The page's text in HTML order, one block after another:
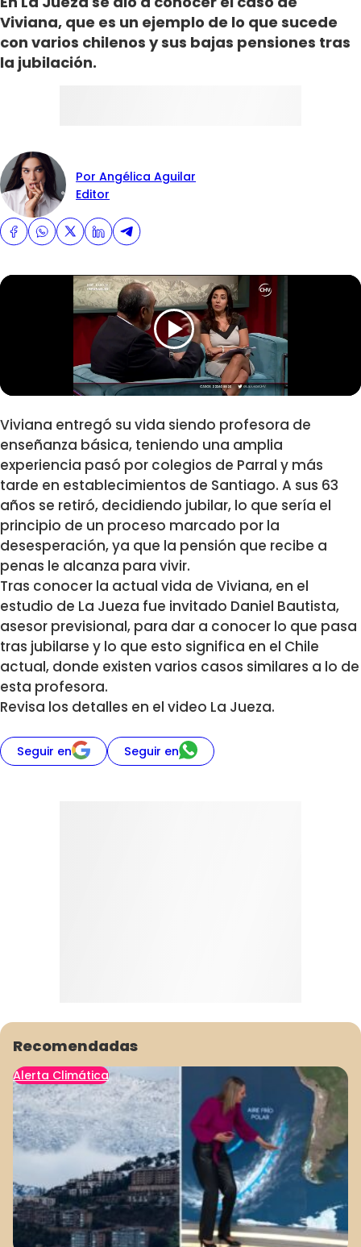
Viviana, que es un ejemplo de lo que sucede
con varios chilenos y sus bajas pensiones tras
la jubilación.
Por Angélica Aguilar
Editor
Viviana entregó su vida siendo profesora de
enseñanza básica, teniendo una amplia
experiencia pasó por colegios de Parral y más
tarde en establecimientos de Santiago. A sus 63
años se retiró, decidiendo jubilar, lo que sería el
principio de un proceso marcado por la
desesperación, ya que la pensión que recibe a
penas le alcanza para vivir.
Tras conocer la actual vida de Viviana, en el
estudio de La Jueza fue invitado Daniel Bautista,
asesor previsional, para dar a conocer lo que pasa
tras jubilarse y lo que esto significa en el Chile
actual, donde existen varios casos similares a lo de
esta profesora.
Revisa los detalles en el video La Jueza.
Seguir en Seguir en
Recomendadas
Alerta Climática